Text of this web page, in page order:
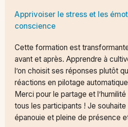
Apprivoiser le stress et les
conscience
Cette formation est
avant et après. Apprendre à
l’on choisit ses réponses plutôt
réactions en pilotage
Merci pour le partage et
tous les participants ! Je souhaite
épanouie et pleine de présence